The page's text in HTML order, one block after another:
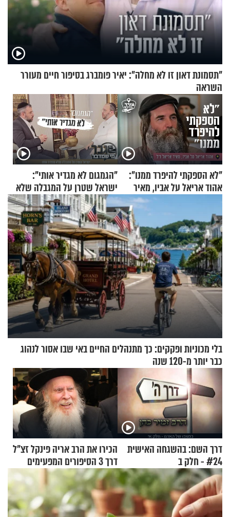
"תסמונת דאון זו לא מחלה": יאיר פומברג בסיפור חיים מעורר
השראה
"לא הספקתי להיפרד ממנו":
אהוד אריאל על אביו, מאיר
אריאל ז"ל
"הגמגום לא מגדיר אותי":
ישראל שטרן על המגבלה שלא
עוצרת אותו
בלי מכוניות ופקקים: כך מתנהלים החיים באי שבו אסור לנהוג
כבר יותר מ-120 שנה
דרך השם: בהשגחה האישית
#24 - חלק ב
הכירו את הרב אריה פינקל זצ"ל
דרך 3 הסיפורים המפעימים
האלה